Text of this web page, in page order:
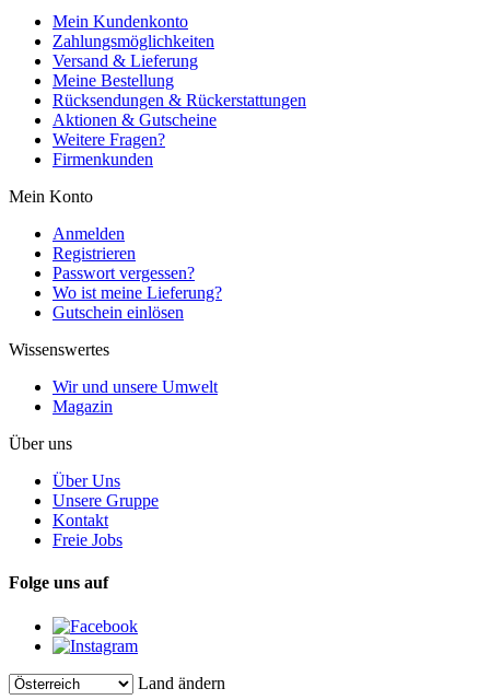
Mein Kundenkonto
Zahlungsmöglichkeiten
Versand & Lieferung
Meine Bestellung
Rücksendungen & Rückerstattungen
Aktionen & Gutscheine
Weitere Fragen?
Firmenkunden
Mein Konto
Anmelden
Registrieren
Passwort vergessen?
Wo ist meine Lieferung?
Gutschein einlösen
Wissenswertes
Wir und unsere Umwelt
Magazin
Über uns
Über Uns
Unsere Gruppe
Kontakt
Freie Jobs
Folge uns auf
Land ändern